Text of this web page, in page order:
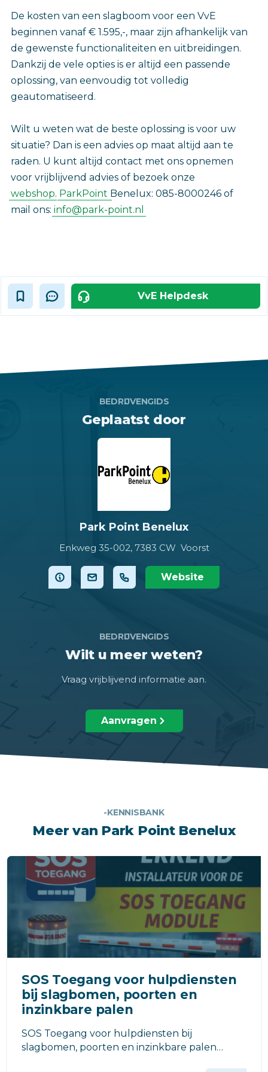
De kosten van een slagboom voor een VvE
beginnen vanaf € 1.595,-, maar zijn afhankelijk van
de gewenste functionaliteiten en uitbreidingen.
Dankzij de vele opties is er altijd een passende
oplossing, van eenvoudig tot volledig
geautomatiseerd.
Wilt u weten wat de beste oplossing is voor uw
situatie? Dan is een advies op maat altijd aan te
raden. U kunt altijd contact met ons opnemen
voor vrijblijvend advies of bezoek onze
webshop. ParkPoint Benelux: 085-8000246 of
mail ons: info@park-point.nl
VvE Helpdesk
BEDRIJVENGIDS
Geplaatst door
Park Point Benelux
Enkweg 35-002, 7383 CW Voorst
Website
BEDRIJVENGIDS
Wilt u meer weten?
Vraag vrijblijvend informatie aan.
Aanvragen
-KENNISBANK
Meer van Park Point Benelux
SOS Toegang voor hulpdiensten
bij slagbomen, poorten en
inzinkbare palen
SOS Toegang voor hulpdiensten bij
slagbomen, poorten en inzinkbare palen